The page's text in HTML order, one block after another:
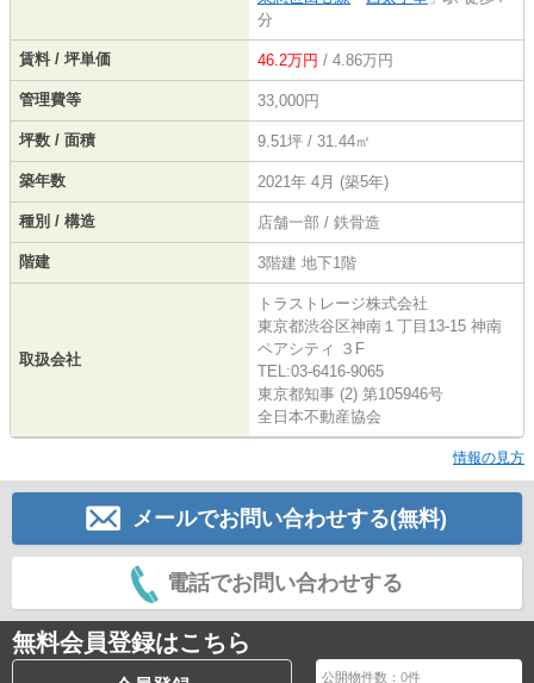
分
賃料 / 坪単価 46.2万円 / 4.86万円
管理費等 33,000円
坪数 / 面積 9.51坪 / 31.44㎡
築年数 2021年 4月 (築5年)
種別 / 構造 店舗一部 / 鉄骨造
階建 3階建 地下1階
取扱会社
トラストレージ株式会社
東京都渋谷区神南１丁目13-15 神南
ペアシティ ３F
TEL:03-6416-9065
東京都知事 (2) 第105946号
全日本不動産協会
情報の見方
メールでお問い合わせする(無料)
電話でお問い合わせする
無料会員登録はこちら
公開物件数：0件